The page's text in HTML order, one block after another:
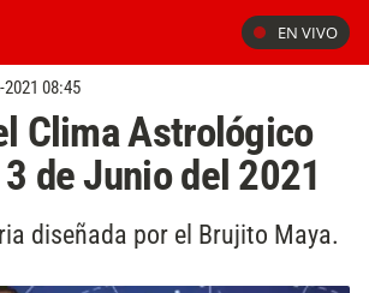
EN VIVO
2021 08:45
Clima Astrológico
de Junio del 2021
diseñada por el Brujito Maya.